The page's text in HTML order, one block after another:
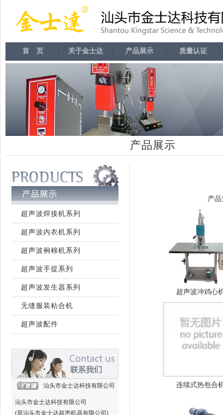
首 页 关于金士达 产品展示 质量认证
产品展示
超声波焊接机系列
超声波内衣机系列
超声波裥棉机系列
超声波手提系列
超声波发生器系列
无缝服装粘合机
超声波配件
汕头市金士达科技有限公司
汕头市金士达科技有限公司
(原汕头市金士达超声机器有限公司)
产
超声波冲鸡心
连续式热包合